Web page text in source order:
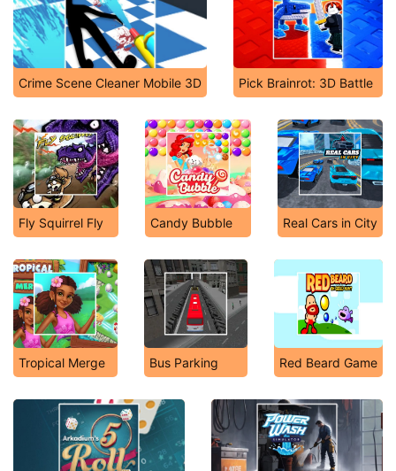
Crime Scene Cleaner Mobile 3D Pick Brainrot: 3D Battle
Fly Squirrel Fly Candy Bubble Real Cars in City
Tropical Merge Bus Parking Red Beard Game